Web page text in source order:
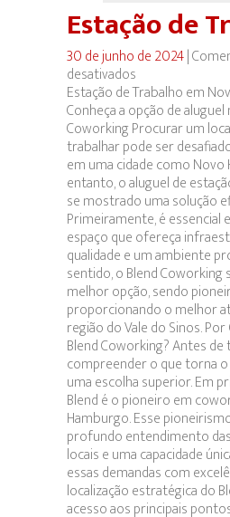
Estação de
30 de junho de 2024|
desativados
Estação
de
Trabalho
Estação de Trabalho em
Conheça a opção de aluguel
Coworking Procurar um
trabalhar pode ser
em uma cidade como Novo
entanto, o aluguel de
se mostrado uma solução
Primeiramente, é essencial
espaço que ofereça
qualidade e um ambiente
sentido, o Blend Coworking
melhor opção, sendo
proporcionando o melhor
região do Vale do Sinos.
Blend Coworking? Antes
compreender o que torna
uma escolha superior. Em
Blend é o pioneiro em
Hamburgo. Esse
profundo entendimento
locais e uma capacidade
essas demandas com
localização estratégica do
acesso aos principais